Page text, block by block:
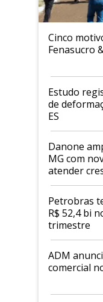
Cinco
Fenasucro
Estudo
de
ES
Danone
MG com
atender
mercado
proteicos
Petrobras
R$ 52,4 bi
trimestre
ADM
comercial